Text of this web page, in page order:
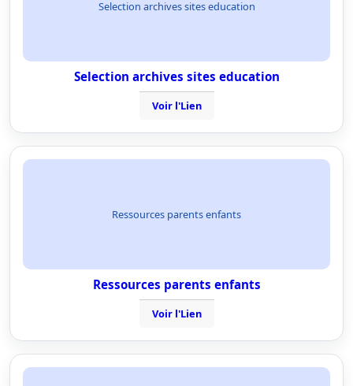
Selection archives sites education
Selection archives sites education
Voir l'Lien
Ressources parents enfants
Ressources parents enfants
Voir l'Lien